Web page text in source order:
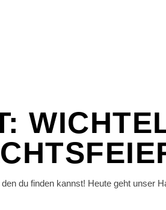
du finden kannst! Heute geht unser